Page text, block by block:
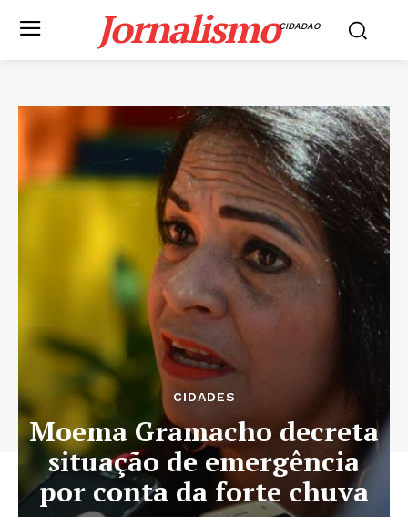
JornalismoCIDADAO
CIDADES
Moema Gramacho decreta
situação de emergência
por conta da forte chuva